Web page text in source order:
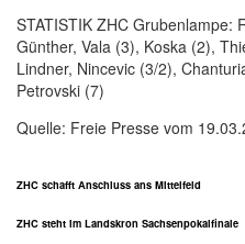
STATISTIK ZHC Grubenlampe:
Günther, Vala (3), Koska (2),
Lindner, Nincevic (3/2),
Petrovski (7)
Quelle: Freie Presse vom
ZHC schafft Anschluss ans Mittelfeld
ZHC steht im Landskron Sachsenpokalfinale